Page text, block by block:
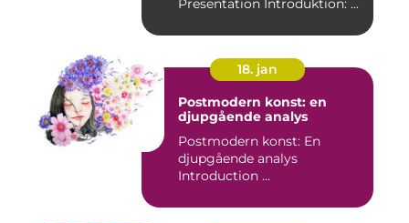
Presentation Introduktion: ...
18. jan
Postmodern konst: en
djupgående analys
Postmodern konst: En
djupgående analys
Introduction ...